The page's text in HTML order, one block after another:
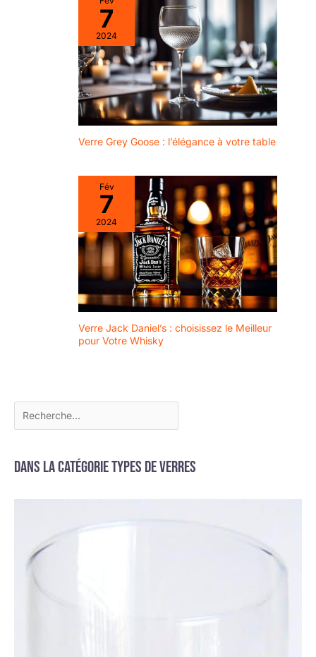
7
2024
Verre Grey Goose : l’élégance à votre table
Fév
7
2024
Verre Jack Daniel’s : choisissez le Meilleur
pour Votre Whisky
Dans la catégorie Types de verres